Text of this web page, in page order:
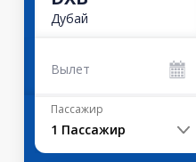
Дубай
Вылет
Пассажир
1 Пассажир